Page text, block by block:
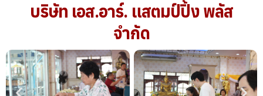
บริษัท เอส.อาร์. แสตมป์ปิ้ง พลัส
จำกัด